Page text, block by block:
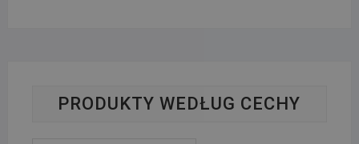
PRODUKTY WEDŁUG CECHY